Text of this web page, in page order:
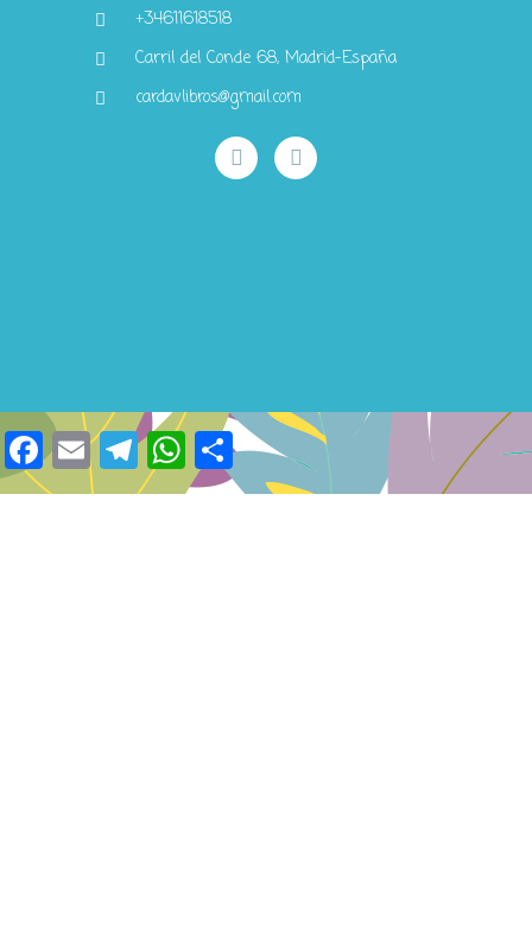
+34611618518
Carril del Conde 68, Madrid-España
cardavlibros@gmail.com
Facebook
EmailTelegram
WhatsApp
Compartir